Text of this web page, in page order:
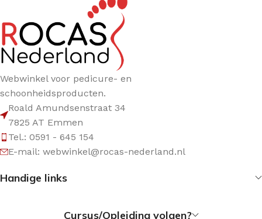
Webwinkel voor pedicure- en
schoonheidsproducten.
Roald Amundsenstraat 34
7825 AT Emmen
Tel.: 0591 - 645 154
E-mail: webwinkel@rocas-nederland.nl
Handige links
Cursus/Opleiding volgen?